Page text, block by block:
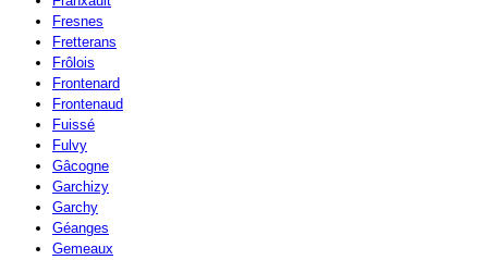
Fresnes
Fretterans
Frôlois
Frontenard
Frontenaud
Fuissé
Fulvy
Gâcogne
Garchizy
Garchy
Géanges
Gemeaux